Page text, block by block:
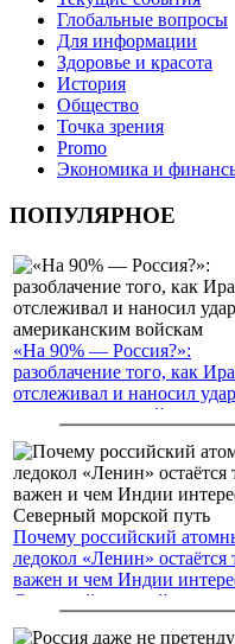
Глобальные вопросы
Для информации
Здоровье и красота
История
Общество
Точка зрения
Promo
Экономика и
ПОПУЛЯРНОЕ
«На 90% — Россия?»:
разоблачение того, как
отслеживал и наносил
американским войскам
Почему российский
ледокол «Ленин» остаётся
важен и чем Индии
Северный морской путь